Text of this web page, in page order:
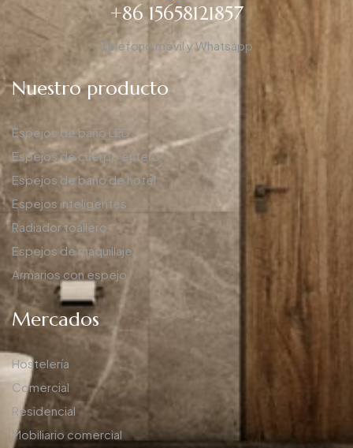
+86 15658121857
Teléfono móvil y Whatsapp
Nuestro producto
Espejos de baño LED
Espejos de cuerpo entero
Espejos de baño de hotel
Espejos inteligentes
Radiador toallero
Espejos de maquillaje
Armarios con espejo
Mercados
Hostelería
Comercial
Residencial
Mobiliario comercial